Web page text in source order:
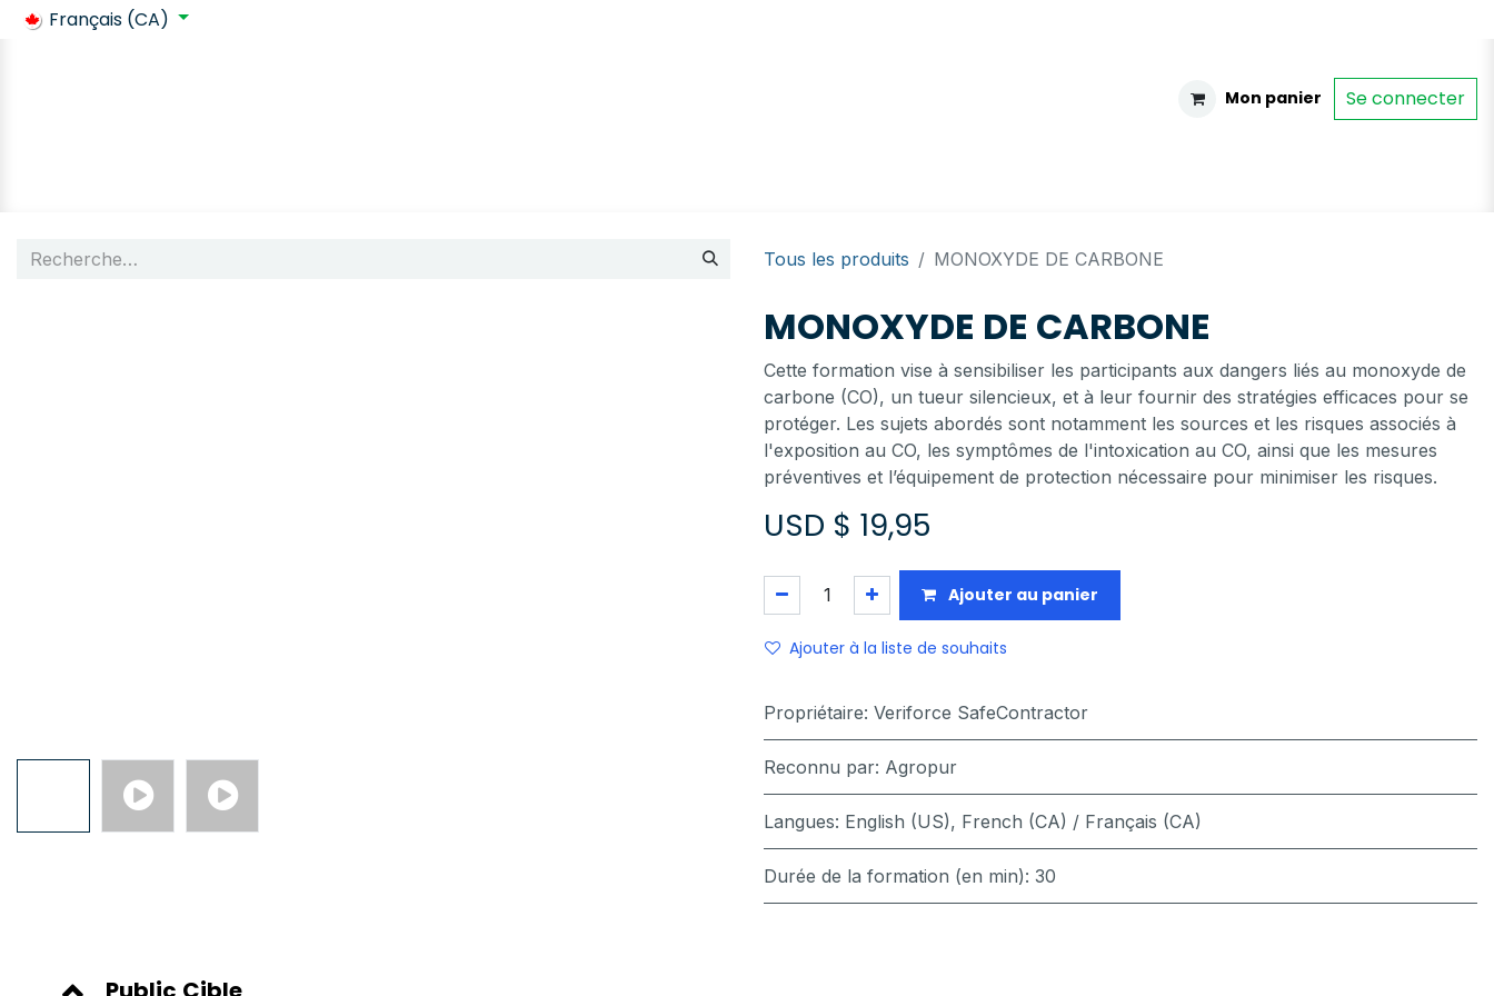
Français (CA)
Mon panier Se connecter
Tous les produits MONOXYDE DE CARBONE
MONOXYDE DE CARBONE
Cette formation vise à sensibiliser les participants aux dangers liés au monoxyde de
carbone (CO), un tueur silencieux, et à leur fournir des stratégies efficaces pour se
protéger. Les sujets abordés sont notamment les sources et les risques associés à
l'exposition au CO, les symptômes de l'intoxication au CO, ainsi que les mesures
préventives et l’équipement de protection nécessaire pour minimiser les risques.
USD $ 19,95
Ajouter au panier
Ajouter à la liste de souhaits
Propriétaire: Veriforce SafeContractor
Reconnu par: Agropur
Langues: English (US), French (CA) / Français (CA)
Durée de la formation (en min): 30